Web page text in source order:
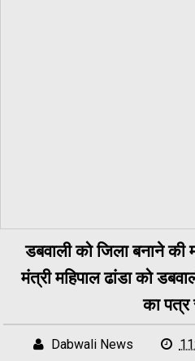
डबवाली को जिला बनाने
मंत्री महिपाल ढांडा को
का पत्र
Dabwali News